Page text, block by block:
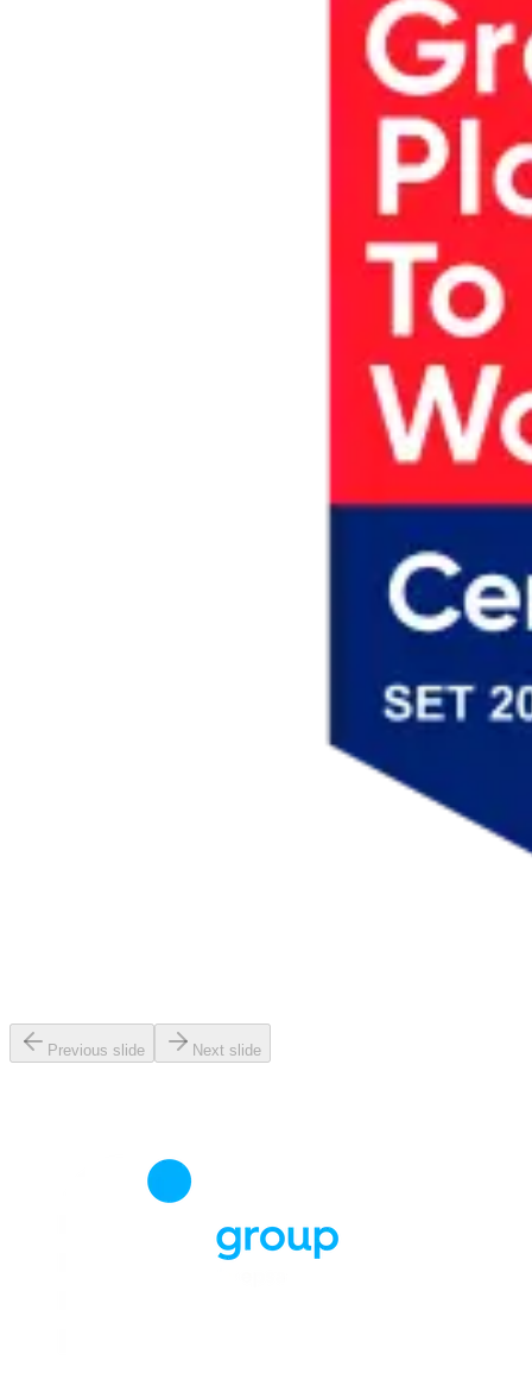
Previous slide Next slide